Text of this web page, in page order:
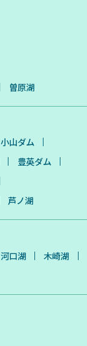
曽原湖
小山ダム
豊英ダム
芦ノ湖
河口湖
木崎湖